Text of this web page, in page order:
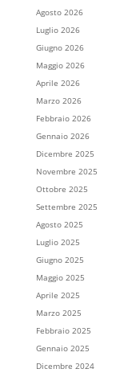
Agosto 2026
Luglio 2026
Giugno 2026
Maggio 2026
Aprile 2026
Marzo 2026
Febbraio 2026
Gennaio 2026
Dicembre 2025
Novembre 2025
Ottobre 2025
Settembre 2025
Agosto 2025
Luglio 2025
Giugno 2025
Maggio 2025
Aprile 2025
Marzo 2025
Febbraio 2025
Gennaio 2025
Dicembre 2024